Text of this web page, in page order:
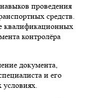
проведения
средств.
квалификационных
контролёра
документа,
и его
условиях.